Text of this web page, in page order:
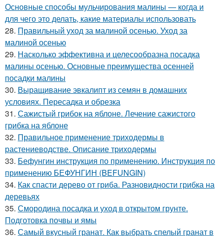
Основные способы мульчирования малины — когда и
для чего это делать, какие материалы использовать
28. Правильный уход за малиной осенью. Уход за
малиной осенью
29. Насколько эффективна и целесообразна посадка
малины осенью. Основные преимущества осенней
посадки малины
30. Выращивание эвкалипт из семян в домашних
условиях. Пересадка и обрезка
31. Сажистый грибок на яблоне. Лечение сажистого
грибка на яблоне
32. Правильное применение триходермы в
растениеводстве. Описание триходермы
33. Бефунгин инструкция по применению. Инструкция по
применению БЕФУНГИН (BEFUNGIN)
34. Как спасти дерево от гриба. Разновидности грибка на
деревьях
35. Смородина посадка и уход в открытом грунте.
Подготовка почвы и ямы
36. Самый вкусный гранат. Как выбрать спелый гранат в